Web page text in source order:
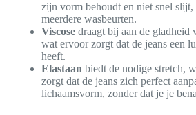
zijn vorm behoudt en niet snel slijt,
meerdere wasbeurten.
Viscose draagt bij aan de gladheid
wat ervoor zorgt dat de jeans een
heeft.
Elastaan biedt de nodige stretch,
zorgt dat de jeans zich perfect
lichaamsvorm, zonder dat je je